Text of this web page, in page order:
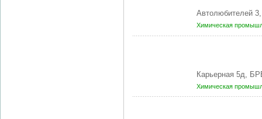
Автолюбителей
Химическая
Карьерная 5д,
Химическая